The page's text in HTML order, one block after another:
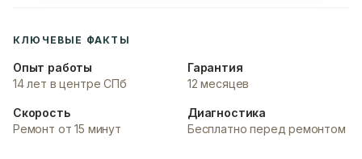
КЛЮЧЕВЫЕ ФАКТЫ
Опыт работы
14 лет в центре СПб
Гарантия
12 месяцев
Скорость
Ремонт от 15 минут
Диагностика
Бесплатно перед ремонтом